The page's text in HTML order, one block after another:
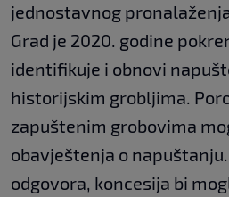
jednostavnog
Grad je 2020. godine
identifikuje i obnovi
historijskim grobljima.
zapuštenim grobovima
obavještenja o
odgovora, koncesija bi